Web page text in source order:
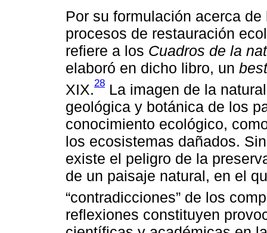
Por su formulación acerca de
procesos de restauración
refiere a los Cuadros de la
elaboró en dicho libro, un
XIX.28 La imagen de la
geológica y botánica de los
conocimiento ecológico,
los ecosistemas dañados.
existe el peligro de la
de un paisaje natural, en el
“contradicciones” de los
reflexiones constituyen